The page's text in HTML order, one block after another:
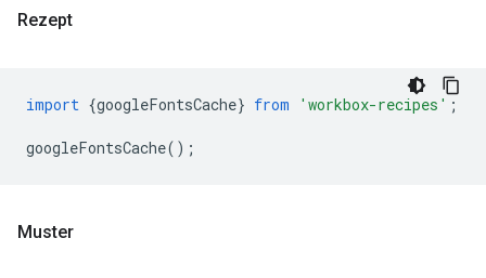
Rezept
import {googleFontsCache} from 'workbox-recipes' ;
googleFontsCache();
Muster